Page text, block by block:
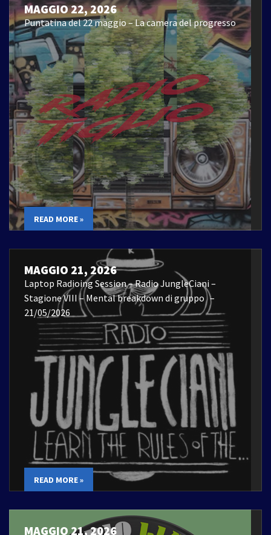
MAGGIO 22, 2026
Puntatina del 22 maggio – La camera del progresso
READ MORE »
MAGGIO 21, 2026
Laptop Radioing Session – Radio JungleCiani –
Stagione VIII – Mental breakdown di gruppo –
21/05/2026
READ MORE »
MAGGIO 21, 2026